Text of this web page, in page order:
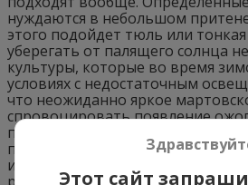
нуждаются в небольшом
этого подойдет тюль или
уберегать от палящего солнца
культуры, которые во время
условиях с недостаточным
что неожиданно яркое
спровоцировать появление
протяжении недели или даже
пасмурно, литопсы потеряют в
и начнут вытягиваться вверх. В
Этот сайт